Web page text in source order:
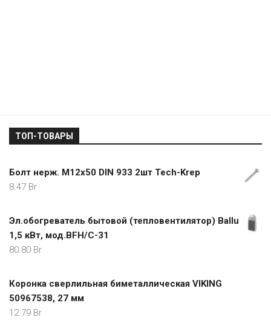
ТОП-ТОВАРЫ
Болт нерж. М12х50 DIN 933 2шт Tech-Krep
8.47 Br
Эл.обогреватель бытовой (тепловентилятор) Ballu
1,5 кВт, мод.BFH/С-31
80.80 Br
Коронка сверлильная биметаллическая VIKING
50967538, 27 мм
12.79 Br